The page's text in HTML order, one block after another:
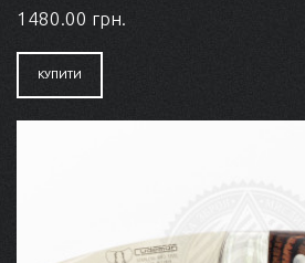
1480.00 грн.
КУПИТИ